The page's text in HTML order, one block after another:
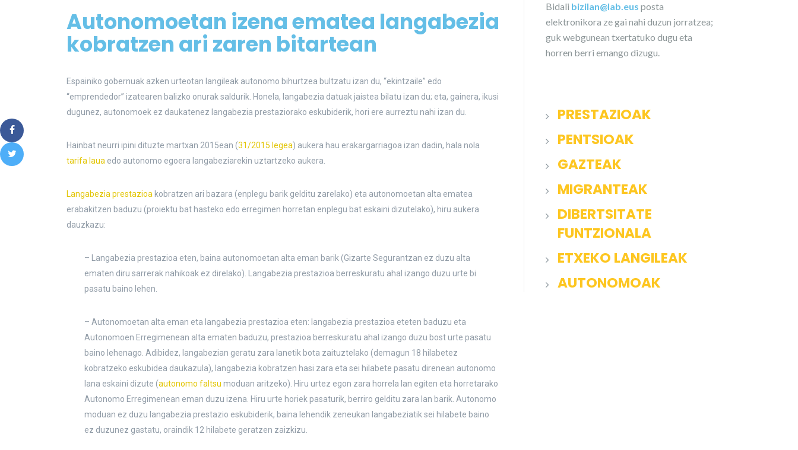
Autonomoetan izena ematea langabezia
kobratzen ari zaren bitartean
Espainiko gobernuak azken urteotan langileak autonomo bihurtzea bultzatu izan du, “ekintzaile” edo
“emprendedor” izatearen balizko onurak saldurik. Honela, langabezia datuak jaistea bilatu izan du; eta, gainera, ikusi
dugunez, autonomoek ez daukatenez langabezia prestaziorako eskubiderik, hori ere aurreztu nahi izan du.
Hainbat neurri ipini dituzte martxan 2015ean (31/2015 legea) aukera hau erakargarriagoa izan dadin, hala nola
tarifa laua edo autonomo egoera langabeziarekin uztartzeko aukera.
Langabezia prestazioa kobratzen ari bazara (enplegu barik gelditu zarelako) eta autonomoetan alta ematea
erabakitzen baduzu (proiektu bat hasteko edo erregimen horretan enplegu bat eskaini dizutelako), hiru aukera
dauzkazu:
– Langabezia prestazioa eten, baina autonomoetan alta eman barik (Gizarte Segurantzan ez duzu alta
ematen diru sarrerak nahikoak ez direlako). Langabezia prestazioa berreskuratu ahal izango duzu urte bi
pasatu baino lehen.
– Autonomoetan alta eman eta langabezia prestazioa eten: langabezia prestazioa eteten baduzu eta
Autonomoen Erregimenean alta ematen baduzu, prestazioa berreskuratu ahal izango duzu bost urte pasatu
baino lehenago. Adibidez, langabezian geratu zara lanetik bota zaituztelako (demagun 18 hilabetez
kobratzeko eskubidea daukazula), langabezia kobratzen hasi zara eta sei hilabete pasatu direnean autonomo
lana eskaini dizute (autonomo faltsu moduan aritzeko). Hiru urtez egon zara horrela lan egiten eta horretarako
Autonomo Erregimenean eman duzu izena. Hiru urte horiek pasaturik, berriro gelditu zara lan barik. Autonomo
moduan ez duzu langabezia prestazio eskubiderik, baina lehendik zeneukan langabeziatik sei hilabete baino
ez duzunez gastatu, oraindik 12 hilabete geratzen zaizkizu.
Bidali bizilan@lab.eus posta
elektronikora ze gai nahi duzun jorratzea;
guk webgunean txertatuko dugu eta
horren berri emango dizugu.
PRESTAZIOAK
PENTSIOAK
GAZTEAK
MIGRANTEAK
DIBERTSITATE
FUNTZIONALA
ETXEKO LANGILEAK
AUTONOMOAK